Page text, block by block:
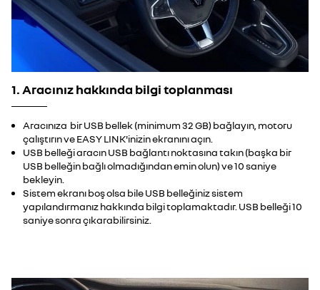
1. Aracınız hakkında bilgi toplanması
Aracınıza bir USB bellek (minimum 32 GB) bağlayın, motoru
çalıştırın ve EASY LINK'inizin ekranını açın.
USB belleği aracın USB bağlantı noktasına takın (başka bir
USB belleğin bağlı olmadığından emin olun) ve 10 saniye
bekleyin.
Sistem ekranı boş olsa bile USB belleğiniz sistem
yapılandırmanız hakkında bilgi toplamaktadır. USB belleği 10
saniye sonra çıkarabilirsiniz.